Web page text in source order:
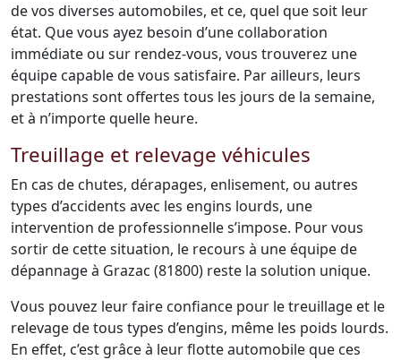
de vos diverses automobiles, et ce, quel que soit leur
état. Que vous ayez besoin d’une collaboration
immédiate ou sur rendez-vous, vous trouverez une
équipe capable de vous satisfaire. Par ailleurs, leurs
prestations sont offertes tous les jours de la semaine,
et à n’importe quelle heure.
Treuillage et relevage véhicules
En cas de chutes, dérapages, enlisement, ou autres
types d’accidents avec les engins lourds, une
intervention de professionnelle s’impose. Pour vous
sortir de cette situation, le recours à une équipe de
dépannage à Grazac (81800) reste la solution unique.
Vous pouvez leur faire confiance pour le treuillage et le
relevage de tous types d’engins, même les poids lourds.
En effet, c’est grâce à leur flotte automobile que ces